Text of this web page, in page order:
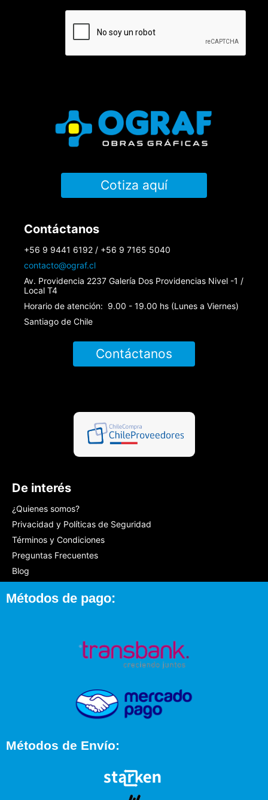
Cotiza aquí
Contáctanos
+56 9 9441 6192 / +56 9 7165 5040
contacto@ograf.cl
Av. Providencia 2237 Galería Dos Providencias Nivel -1 /
Local T4
Horario de atención: 9.00 - 19.00 hs (Lunes a Viernes)
Santiago de Chile
Contáctanos
De interés
¿Quienes somos?
Privacidad y Políticas de Seguridad
Términos y Condiciones
Preguntas Frecuentes
Blog
Métodos de pago:
Métodos de Envío: